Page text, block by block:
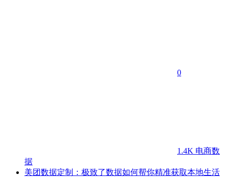
0
1.4K 电商数
据
美团数据定制：极致了数据如何帮你精准获取本地生活